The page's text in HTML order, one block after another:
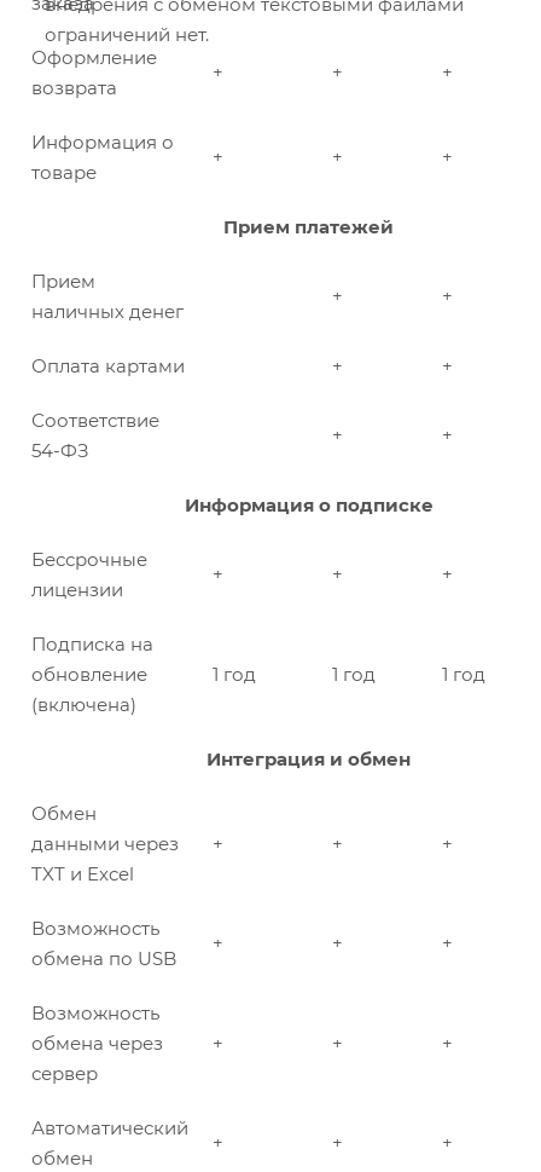
ограничений нет.
Оформление
возврата
+ + +
Информация о
товаре
+ + +
Прием платежей
Прием
наличных денег
+ +
Оплата картами + +
Соответствие
54-ФЗ
+ +
Информация о подписке
Бессрочные
лицензии
+ + +
Подписка на
обновление
(включена)
1 год 1 год 1 год
Интеграция и обмен
Обмен
данными через
TXT и Excel
+ + +
Возможность
обмена по USB
+ + +
Возможность
обмена через
сервер
+ + +
Автоматический
обмен
+ + +